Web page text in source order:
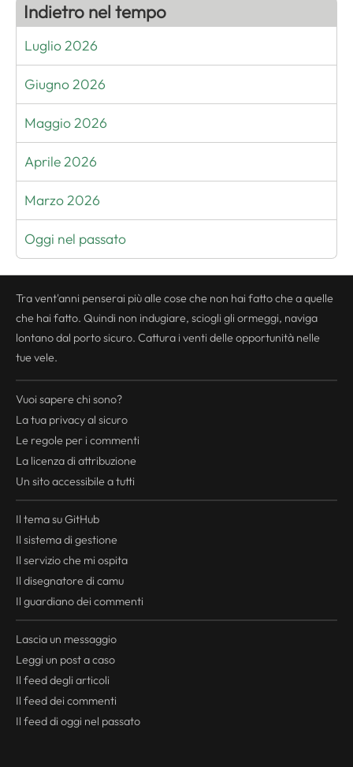
Indietro nel tempo
Luglio 2026
Giugno 2026
Maggio 2026
Aprile 2026
Marzo 2026
Oggi nel passato
Tra vent'anni penserai più alle cose che non hai fatto che a quelle
che hai fatto. Quindi non indugiare, sciogli gli ormeggi, naviga
lontano dal porto sicuro. Cattura i venti delle opportunità nelle
tue vele.
Vuoi sapere chi sono?
La tua privacyal sicuro
Le regole per i commenti
La licenza di attribuzione
Un sito accessibile a tutti
Il tema su GitHub
Il sistema di gestione
Il servizio che mi ospita
Il disegnatore di camu
Il guardiano dei commenti
Lascia un messaggio
Leggi un post a caso
Il feeddegli articoli
Il feeddei commenti
Il feeddi oggi nel passato